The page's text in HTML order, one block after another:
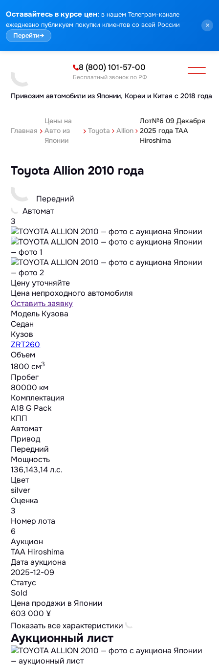
Оставайтесь в курсе цен: в нашем Телеграм-канале
ежедневно публикуем покупки клиентов со всей России
Перейти→
×
Привозим автомобили из Японии, Кореи и Китая с 2018 года
8 (800) 101-57-00
Бесплатный звонок по РФ
Главная
Цены на
Авто из
Японии
Toyota Allion
Лот№6 09 Декабря
2025 года TAA
Hiroshima
Toyota Allion 2010 года
Передний
Автомат
3
Цену уточняйте
Цена непроходного автомобиля
Оставить заявку
Модель Кузова
Седан
Кузов
ZRT260
Объем
1800 cм3
Пробег
80000 км
Комплектация
A18 G Pack
КПП
Автомат
Привод
Передний
Мощность
136,143,14 л.с.
Цвет
silver
Оценка
3
Номер лота
6
Аукцион
TAA Hiroshima
Дата аукциона
2025-12-09
Статус
Sold
Цена продажи в Японии
603 000 ¥
Показать все характеристики
Аукционный лист